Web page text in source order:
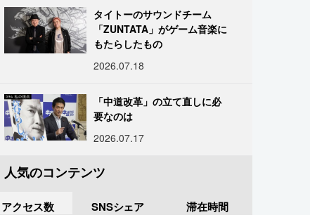
タイトーのサウンドチーム
「ZUNTATA」がゲーム音楽に
もたらしたもの
2026.07.18
「中道改革」の立て直しに必
要なのは
2026.07.17
人気のコンテンツ
アクセス数 SNSシェア 滞在時間